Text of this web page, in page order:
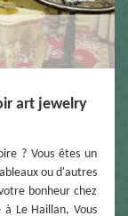
art jewelry
? Vous êtes un
ou d'autres
bonheur chez
Le Haillan, Vous